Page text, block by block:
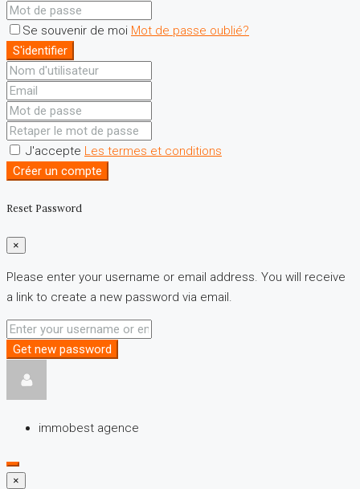
Se souvenir de moi Mot de passe oublié?
S'identifier
J'accepte Les termes et conditions
Créer un compte
Reset Password
×
Please enter your username or email address. You will receive
a link to create a new password via email.
Get new password
immobest agence
×